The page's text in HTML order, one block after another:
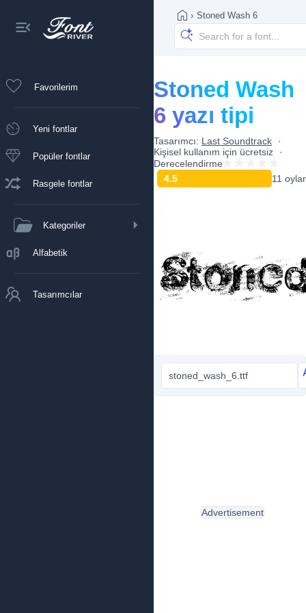
Favorilerim
Yeni fontlar
Popüler fontlar
Rasgele fontlar
Kategoriler
Alfabetik
Tasarımcılar
› Stoned Wash 6
Stoned Wash
6 yazı tipi
Tasarımcı: Last Soundtrack
Kişisel kullanım için ücretsiz
Derecelendirme
4.5
11 oylar
stoned_wash_6.ttf
Advertisement